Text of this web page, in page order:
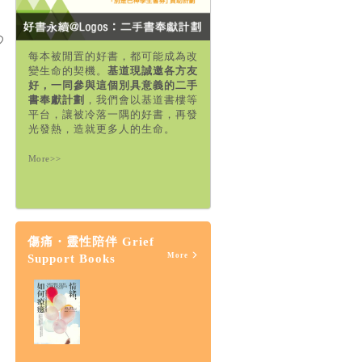
每本被閒置的好書，都可能成為改
變生命的契機。 基道現誠邀各方友
好，一同參與這個別具意義的二手
書奉獻計劃 ，我們會以基道書樓等
平台，讓被冷落一隅的好書，再發
光發熱，造就更多人的生命。
More>>
傷痛・靈性陪伴 Grief
Support Books
More